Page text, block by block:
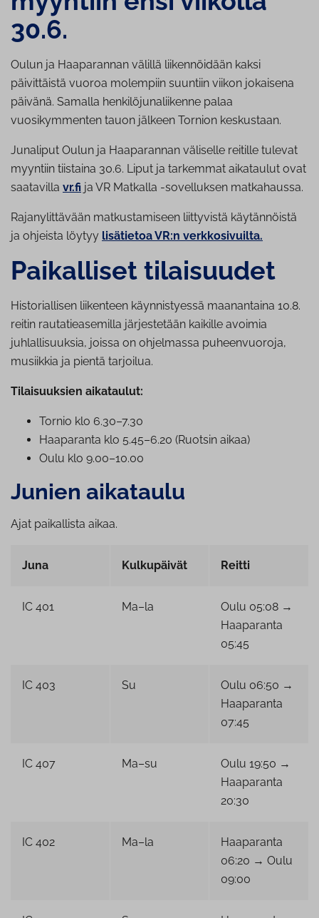
30.6.
Oulun ja Haaparannan välillä liikennöidään kaksi
päivittäistä vuoroa molempiin suuntiin viikon jokaisena
päivänä. Samalla henkilöjunaliikenne palaa
vuosikymmenten tauon jälkeen Tornion keskustaan.
Junaliput Oulun ja Haaparannan väliselle reitille tulevat
myyntiin tiistaina 30.6. Liput ja tarkemmat aikataulut ovat
saatavilla vr.fi ja VR Matkalla -sovelluksen matkahaussa.
Rajanylittävään matkustamiseen liittyvistä käytännöistä
ja ohjeista löytyy lisätietoa VR:n verkkosivuilta.
Paikalliset tilaisuudet
Historiallisen liikenteen käynnistyessä maanantaina 10.8.
reitin rautatieasemilla järjestetään kaikille avoimia
juhlallisuuksia, joissa on ohjelmassa puheenvuoroja,
musiikkia ja pientä tarjoilua.
Tilaisuuksien aikataulut:
Tornio klo 6.30–7.30
Haaparanta klo 5.45–6.20 (Ruotsin aikaa)
Oulu klo 9.00–10.00
Junien aikataulu
Ajat paikallista aikaa.
Juna Kulkupäivät Reitti
IC 401 Ma–la
Oulu 05:08 →
Haaparanta
05:45
IC 403 Su
Oulu 06:50 →
Haaparanta
07:45
IC 407 Ma–su
Oulu 19:50 →
Haaparanta
20:30
IC 402 Ma–la
Haaparanta
06:20 → Oulu
09:00